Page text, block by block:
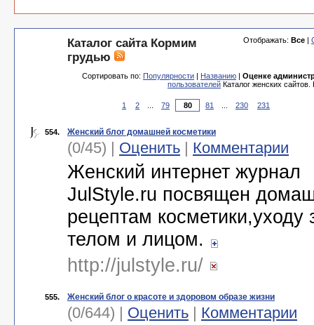
Отображать: Все |
Каталог сайта Кормим
грудью
Сортировать по: Популярности | Названию | Оценке
пользователей Каталог женских
1 2 79 81 230 231
554. Женский блог домашней косметики
(0/45) | Оценить | Комментарии
Женский интернет журнал
JulStyle.ru посвящен
рецептам косметики,уходу
телом и лицом.
http://julstyle.ru/
555. Женский блог о красоте и здоровом образе жизни
(0/644) | Оценить | Комментарии